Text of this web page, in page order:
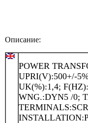
Описание:
POWER
UPRI(V):500+/-
UK(%):1,4;
WNG.:DYN5 /0;